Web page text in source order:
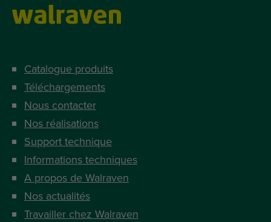
Catalogue produits
Téléchargements
Nous contacter
Nos réalisations
Support technique
Informations techniques
A propos de Walraven
Nos actualités
Travailler chez Walraven